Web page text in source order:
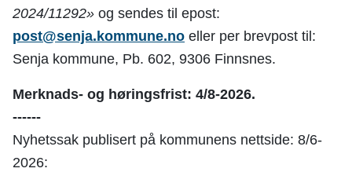
2024/11292» og sendes til epost:
post@senja.kommune.no eller per brevpost til:
Senja kommune, Pb. 602, 9306 Finnsnes.
Merknads- og høringsfrist: 4/8-2026.
------
Nyhetssak publisert på kommunens nettside: 8/6-
2026: